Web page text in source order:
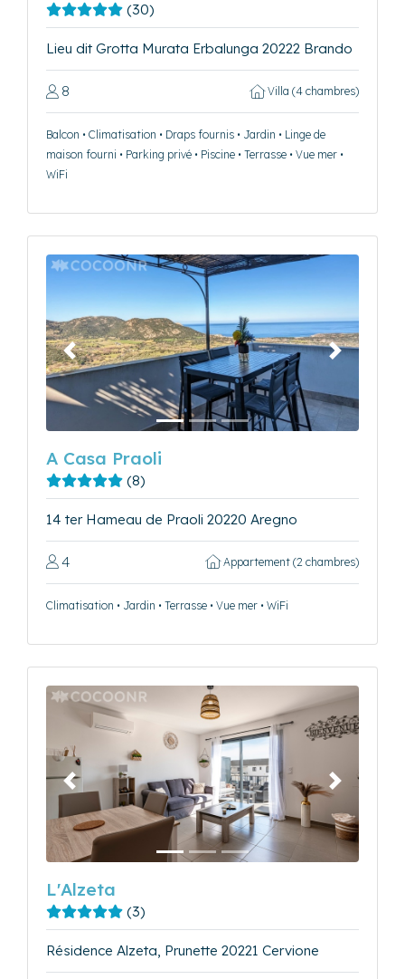
(30)
Lieu dit Grotta Murata Erbalunga 20222 Brando
8 Villa (4 chambres)
Balcon • Climatisation • Draps fournis • Jardin • Linge de
maison fourni • Parking privé • Piscine • Terrasse • Vue mer •
WiFi
Précédent Suivant
A Casa Praoli
(8)
14 ter Hameau de Praoli 20220 Aregno
4 Appartement (2 chambres)
Climatisation • Jardin • Terrasse • Vue mer • WiFi
Précédent Suivant
L'Alzeta
(3)
Résidence Alzeta, Prunette 20221 Cervione